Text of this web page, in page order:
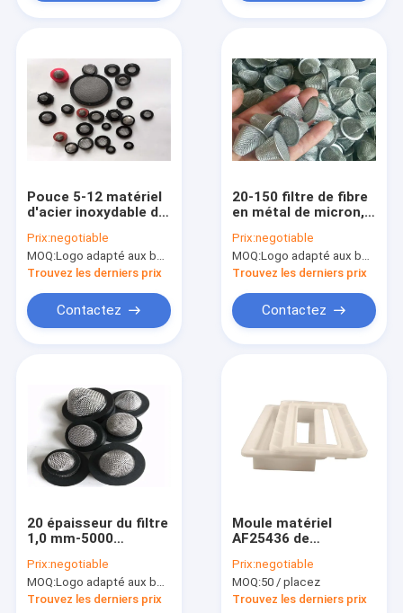
Pouce 5-12 matériel
d'acier inoxydable de
métal de 100
microns
Prix:negotiable
MOQ:Logo adapté aux besoins du client (Min. Order : 300 morceaux) d'emballage adapté aux besoins du clie
Trouvez les derniers prix
Contactez
20-150 filtre de fibre
en métal de micron,
rectangulaire 100
Mesh Water Filter
Prix:negotiable
MOQ:Logo adapté aux besoins du client (Min. Order : 300 morceaux) d'emballage adapté aux besoins du clie
Trouvez les derniers prix
Contactez
20 épaisseur du filtre
1,0 mm-5000
inoxydable de micron
Prix:negotiable
MOQ:Logo adapté aux besoins du client (Min. Order : 300 morceaux) d'emballage adapté aux besoins du clie
Trouvez les derniers prix
Moule matériel
AF25436 de
air de filtre lavable de
Hepa
Prix:negotiable
MOQ:50 / placez
Trouvez les derniers prix